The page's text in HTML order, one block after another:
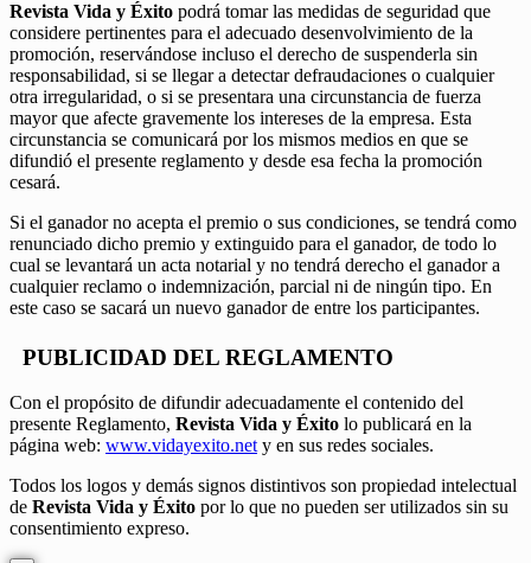
Revista Vida y Éxito podrá tomar las medidas de seguridad que
considere pertinentes para el adecuado desenvolvimiento de la
promoción, reservándose incluso el derecho de suspenderla sin
responsabilidad, si se llegar a detectar defraudaciones o cualquier
otra irregularidad, o si se presentara una circunstancia de fuerza
mayor que afecte gravemente los intereses de la empresa. Esta
circunstancia se comunicará por los mismos medios en que se
difundió el presente reglamento y desde esa fecha la promoción
cesará.
Si el ganador no acepta el premio o sus condiciones, se tendrá como
renunciado dicho premio y extinguido para el ganador, de todo lo
cual se levantará un acta notarial y no tendrá derecho el ganador a
cualquier reclamo o indemnización, parcial ni de ningún tipo. En
este caso se sacará un nuevo ganador de entre los participantes.
PUBLICIDAD DEL REGLAMENTO
Con el propósito de difundir adecuadamente el contenido del
presente Reglamento, Revista Vida y Éxito lo publicará en la
página web: www.vidayexito.nety en sus redes sociales.
Todos los logos y demás signos distintivos son propiedad intelectual
de Revista Vida y Éxito por lo que no pueden ser utilizados sin su
consentimiento expreso.